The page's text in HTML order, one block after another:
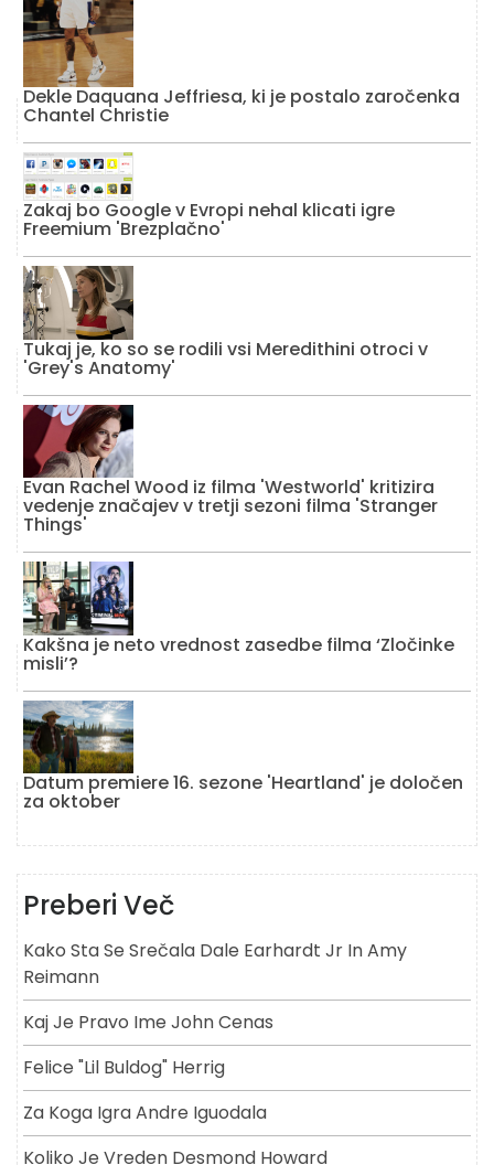
Dekle Daquana Jeffriesa, ki je postalo zaročenka
Chantel Christie
Zakaj bo Google v Evropi nehal klicati igre
Freemium 'Brezplačno'
Tukaj je, ko so se rodili vsi Meredithini otroci v
'Grey's Anatomy'
Evan Rachel Wood iz filma 'Westworld' kritizira
vedenje značajev v tretji sezoni filma 'Stranger
Things'
Kakšna je neto vrednost zasedbe filma ‘Zločinke
misli’?
Datum premiere 16. sezone 'Heartland' je določen
za oktober
Preberi Več
Kako Sta Se Srečala Dale Earhardt Jr In Amy
Reimann
Kaj Je Pravo Ime John Cenas
Felice "lil Buldog" Herrig
Za Koga Igra Andre Iguodala
Koliko Je Vreden Desmond Howard